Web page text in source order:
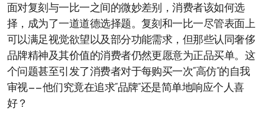
面对复刻与一比一之间的微妙差别，消费者该如何选
择，成为了一道道德选择题。复刻和一比一尽管表面上
可以满足视觉欲望以及部分功能需求，但那些认同奢侈
品牌精神及其价值的消费者仍然更愿意为正品买单。这
个问题甚至引发了消费者对于每购买一次“高仿”的自我
审视——他们究竟在追求“品牌”还是简单地响应个人喜
好？